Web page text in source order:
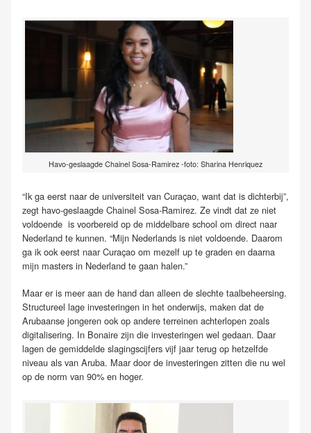
Havo-geslaagde Chainel Sosa-Ramirez -foto: Sharina Henriquez
“Ik ga eerst naar de universiteit van Curaçao, want dat is dichterbij”,
zegt havo-geslaagde Chainel Sosa-Ramirez. Ze vindt dat ze niet
voldoende is voorbereid op de middelbare school om direct naar
Nederland te kunnen. “Mijn Nederlands is niet voldoende. Daarom
ga ik ook eerst naar Curaçao om mezelf up te graden en daarna
mijn masters in Nederland te gaan halen.”
Maar er is meer aan de hand dan alleen de slechte taalbeheersing.
Structureel lage investeringen in het onderwijs, maken dat de
Arubaanse jongeren ook op andere terreinen achterlopen zoals
digitalisering. In Bonaire zijn die investeringen wel gedaan. Daar
lagen de gemiddelde slagingscijfers vijf jaar terug op hetzelfde
niveau als van Aruba. Maar door de investeringen zitten die nu wel
op de norm van 90% en hoger.